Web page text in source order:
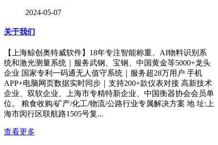
2024-05-07
关于我们
【上海鲸创奥特威软件】18年专注智能称重、AI物料识别系
统和激光测量系统｜服务武钢、宝钢、中国黄金等5000+龙头
企业 国家专利一码通无人值守系统｜服务超28万用户 手机
APP+电脑网页数据实时同步｜支持200+款仪表对接 高新技术
企业、双软企业、上海市专精特新企业、中国衡器协会会员单
位。 粮食收购/矿产/化工/物流/公路行业专属解决方案 地 址:上
海市闵行区联航路1505号复...
查看更多